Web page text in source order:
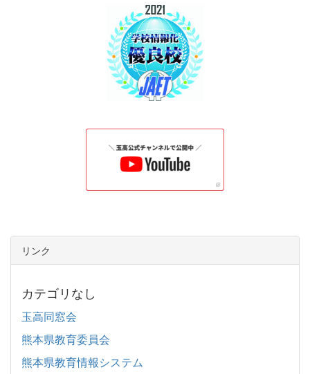
リンク
カテゴリなし
玉高同窓会
熊本県教育委員会
熊本県教育情報システム